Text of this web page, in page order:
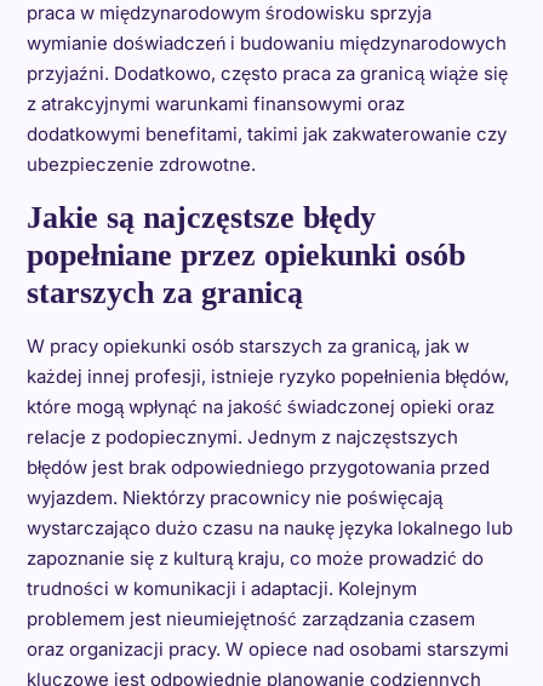
praca w międzynarodowym środowisku sprzyja
wymianie doświadczeń i budowaniu międzynarodowych
przyjaźni. Dodatkowo, często praca za granicą wiąże się
z atrakcyjnymi warunkami finansowymi oraz
dodatkowymi benefitami, takimi jak zakwaterowanie czy
ubezpieczenie zdrowotne.
Jakie są najczęstsze błędy
popełniane przez opiekunki osób
starszych za granicą
W pracy opiekunki osób starszych za granicą, jak w
każdej innej profesji, istnieje ryzyko popełnienia błędów,
które mogą wpłynąć na jakość świadczonej opieki oraz
relacje z podopiecznymi. Jednym z najczęstszych
błędów jest brak odpowiedniego przygotowania przed
wyjazdem. Niektórzy pracownicy nie poświęcają
wystarczająco dużo czasu na naukę języka lokalnego lub
zapoznanie się z kulturą kraju, co może prowadzić do
trudności w komunikacji i adaptacji. Kolejnym
problemem jest nieumiejętność zarządzania czasem
oraz organizacji pracy. W opiece nad osobami starszymi
kluczowe jest odpowiednie planowanie codziennych